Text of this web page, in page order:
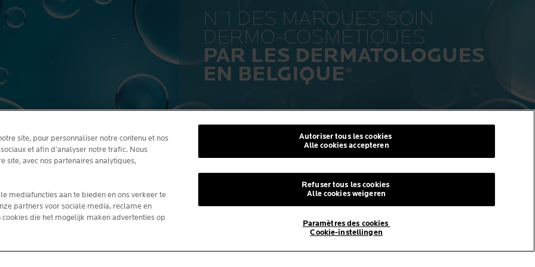
N°1 DES MARQUES SOIN
DERMO-COSMÉTIQUES
PAR LES DERMATOLOGUES
EN BELGIQUE*
86270 La Roche-Posay France
consumercareNL@loreal.com
*IQVIA NPA, dermo-cosmétiques, canal
© La Roche-Posay
© Getty Images
site, pour personnaliser notre contenu et nos
et afin d’analyser notre trafic. Nous
site, avec nos partenaires analytiques,
mediafuncties aan te bieden en ons verkeer te
partners voor sociale media, reclame en
die het mogelijk maken advertenties op
Paramètres des cookies
Cookie-instellingen
Refuser tous les cookies
Alle cookies weigeren
Autoriser tous les cookies
Alle cookies accepteren